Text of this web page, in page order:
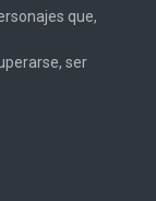
que,
ser